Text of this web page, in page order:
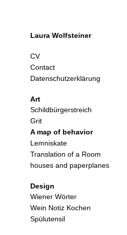
Laura Wolfsteiner
CV
Contact
Datenschutzerklärung
Art
Schildbürgerstreich
Grit
A map of behavior
Lemniskate
Translation of a Room
houses and paperplanes
Design
Wiener Wörter
Wein Notiz Kochen
Spülutensil